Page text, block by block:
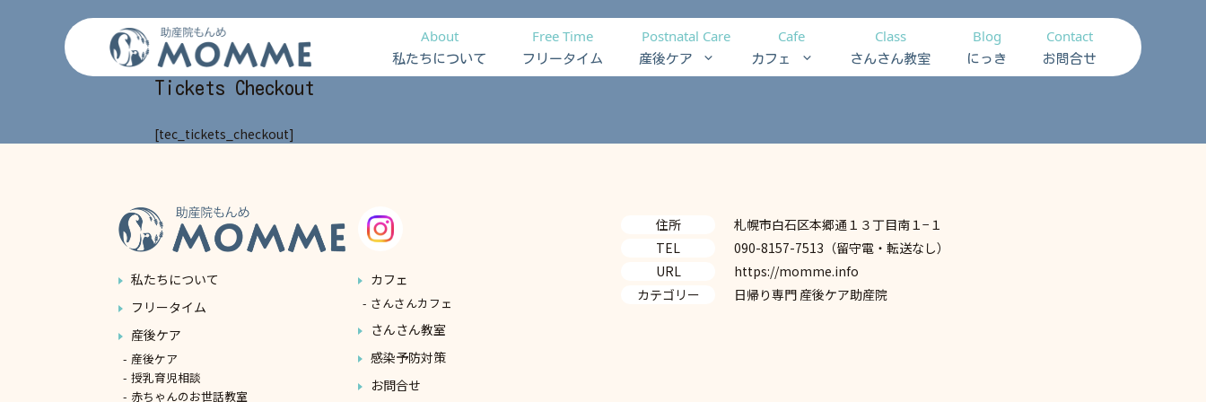
ス
About
私たちについて
Free Time
フリータイム
Postnatal Care
産後ケア
Cafe
カフェ
Class
さんさん教室
Blog
にっき
Contact
お問合せ
Tickets Checkout
[tec_tickets_checkout]
私たちについて
フリータイム
産後ケア
産後ケア
授乳育児相談
赤ちゃんのお世話教室
カフェ
さんさんカフェ
さんさん教室
感染予防対策
お問合せ
住所
札幌市白石区本郷通１３丁目南１−１
TEL
090-8157-7513（留守電・転送なし）
URL
https://momme.info
カテゴリー
日帰り専門 産後ケア助産院